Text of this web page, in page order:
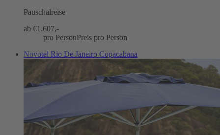
Pauschalreise
ab €1.607,-
pro PersonPreis pro Person
Novotel Rio De Janeiro Copacabana